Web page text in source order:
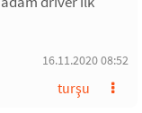
16.11.2020 08:52
turşu